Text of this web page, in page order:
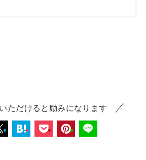
ただけると励みになります